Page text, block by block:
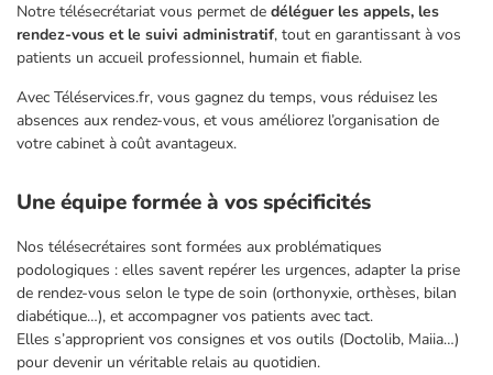
Notre télésecrétariat vous permet de déléguer les appels, les
rendez-vous et le suivi administratif, tout en garantissant à vos
patients un accueil professionnel, humain et fiable.
Avec Téléservices.fr, vous gagnez du temps, vous réduisez les
absences aux rendez-vous, et vous améliorez l’organisation de
votre cabinet à coût avantageux.
Une équipe formée à vos spécificités
Nos télésecrétaires sont formées aux problématiques
podologiques : elles savent repérer les urgences, adapter la prise
de rendez-vous selon le type de soin (orthonyxie, orthèses, bilan
diabétique…), et accompagner vos patients avec tact.
Elles s’approprient vos consignes et vos outils (Doctolib, Maiia…)
pour devenir un véritable relais au quotidien.